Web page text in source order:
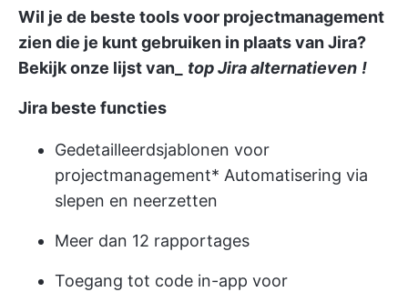
Wil je de beste tools voor projectmanagement
zien die je kunt gebruiken in plaats van Jira?
Bekijk onze lijst van_
top Jira alternatieven !
Jira beste functies
Gedetailleerdsjablonen voor
projectmanagement* Automatisering via
slepen en neerzetten
Meer dan 12 rapportages
Toegang tot code in-app voor